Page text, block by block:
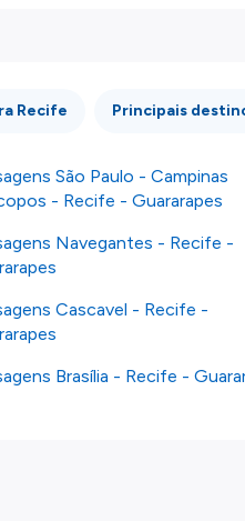
Recife Principais
São Paulo - Campinas
- Recife - Guararapes
Navegantes - Recife -
Cascavel - Recife -
Brasília - Recife -